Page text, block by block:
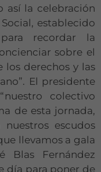
así la celebración
establecido
recordar la
sobre el
derechos y las
El presidente
colectivo
de esta jornada,
escudos
llevamos a gala
Blas Fernández
día para poner de